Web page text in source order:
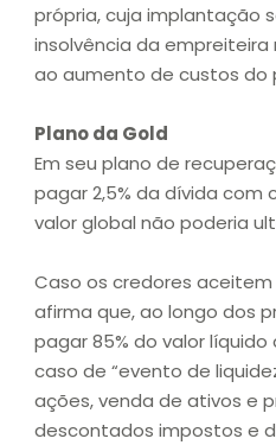
própria, cuja implantação
insolvência da empreiteira
ao aumento de custos do
Plano da Gold
Em seu plano de
pagar 2,5% da dívida com
valor global não poderia
Caso os credores
afirma que, ao longo dos
pagar 85% do valor
caso de “evento de
ações, venda de ativos e
descontados impostos e